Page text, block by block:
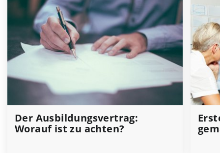
Der Ausbildungsvertrag:
Worauf ist zu achten?